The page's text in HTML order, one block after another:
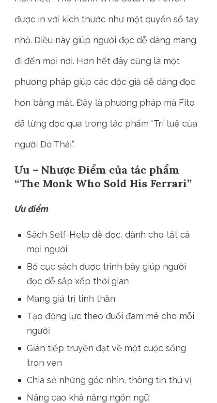
được in với kích thước như một quyển sổ tay
nhỏ. Điều này giúp người đọc dễ dàng mang
đi đến mọi nơi. Hơn hết đây cũng là một
phương pháp giúp các độc giả dễ dàng đọc
hơn bằng mắt. Đây là phương pháp mà Fito
đã từng đọc qua trong tác phẩm “Trí tuệ của
người Do Thái”.
Ưu – Nhược Điểm của tác phẩm
“The Monk Who Sold His Ferrari”
Ưu điểm
Sách Self-Help dễ đọc, dành cho tất cả
mọi người
Bố cục sách được trình bày giúp người
đọc dễ sắp xếp thời gian
Mang giá trị tinh thần
Tạo động lực theo đuổi đam mê cho mỗi
người
Gián tiếp truyền đạt về một cuộc sống
trọn vẹn
Chia sẻ những góc nhìn, thông tin thú vị
Nâng cao khả năng ngôn ngữ